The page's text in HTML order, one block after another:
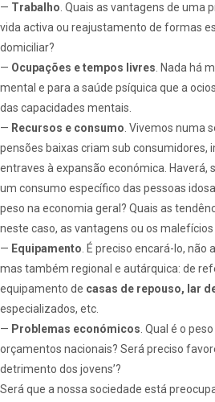
— Trabalho . Quais as vantagens de uma
vida activa ou reajustamento de formas
domiciliar?
— Ocupações e tempos livres . Nada há
mental e para a saúde psíquica que a
das capacidades mentais.
— Recursos e consumo . Vivemos numa
pensões baixas criam sub consumidores,
entraves à expansão económica. Haverá,
um consumo específico das pessoas
peso na economia geral? Quais as
neste caso, as vantagens ou os
— Equipamento . É preciso encará-lo,
mas também regional e autárquica: de
equipamento de casas de repouso, lar
especializados, etc.
— Problemas económicos . Qual é o
orçamentos nacionais? Será preciso
detrimento dos jovens’?
Será que a nossa sociedade está